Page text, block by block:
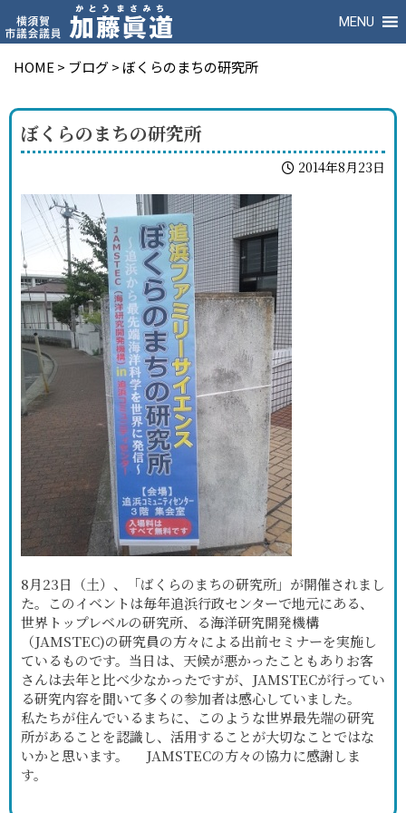
MENU
HOME > ブログ> ぼくらのまちの研究所
ぼくらのまちの研究所
2014年8月23日
8月23日（土）、「ばくらのまちの研究所」が開催されまし
た。このイベントは毎年追浜行政センターで地元にある、
世界トップレベルの研究所、る海洋研究開発機構
（JAMSTEC)の研究員の方々による出前セミナーを実施し
ているものです。当日は、天候が悪かったこともありお客
さんは去年と比べ少なかったですが、JAMSTECが行ってい
る研究内容を聞いて多くの参加者は感心していました。
私たちが住んでいるまちに、このような世界最先端の研究
所があることを認識し、活用することが大切なことではな
いかと思います。 JAMSTECの方々の協力に感謝しま
す。